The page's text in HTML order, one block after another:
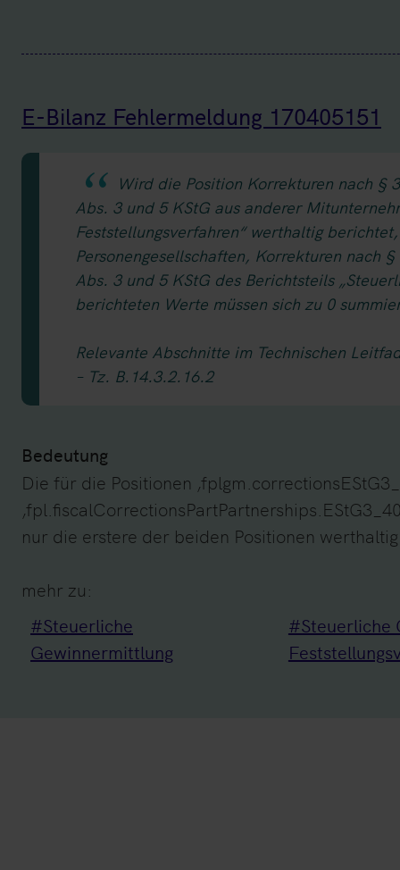
E-Bilanz Fehlermeldung 170405151
Wird die Position Korrekturen nach §
Abs. 3 und 5 KStG aus anderer
Feststellungsverfahren“ werthaltig
Personengesellschaften, Korrekturen nach
Abs. 3 und 5 KStG des Berichtsteils
berichteten Werte müssen sich zu 0
Relevante Abschnitte im Technischen
– Tz. B.14.3.2.16.2
Bedeutung
Die für die Positionen
nur die erstere der beiden Positionen
mehr zu:
#Steuerliche
Gewinnermittlung
#Steuerliche